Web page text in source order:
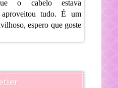
o cabelo estava
aproveitou tudo. É um
espero que goste